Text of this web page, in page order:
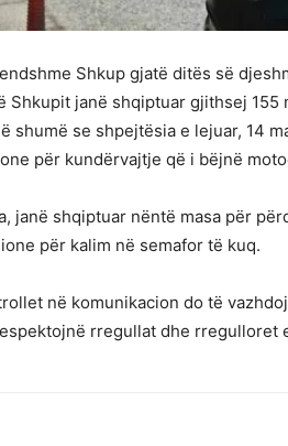
Shkup gjatë ditës së
Shkupit janë shqiptuar gjithsej
shumë se shpejtësia e lejuar, 14
për kundërvajtje që i bëjnë
janë shqiptuar nëntë masa për
për kalim në semafor të kuq.
në komunikacion do të
rregullat dhe rregulloret